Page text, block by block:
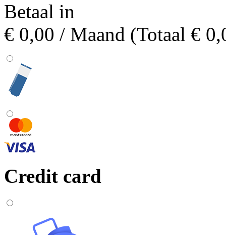
Betaal in
€ 0,00 / Maand (Totaal €
Credit card